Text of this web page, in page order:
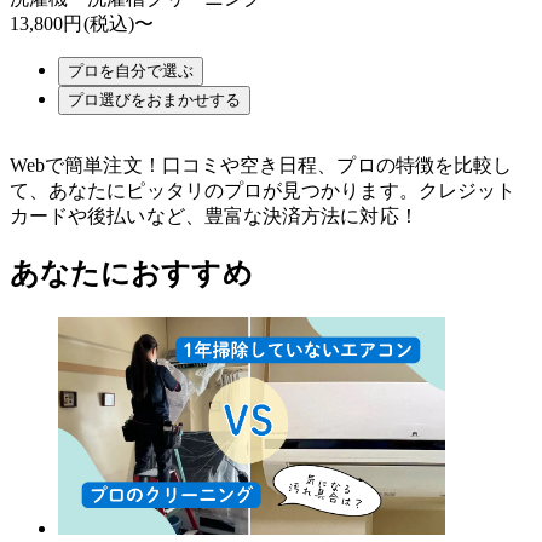
13,800円 (税込)〜
プロを自分で選ぶ
プロ選びをおまかせする
Webで簡単注文！口コミや空き日程、プロの特徴を比較し
て、あなたにピッタリのプロが見つかります。クレジット
カードや後払いなど、豊富な決済方法に対応！
あなたにおすすめ